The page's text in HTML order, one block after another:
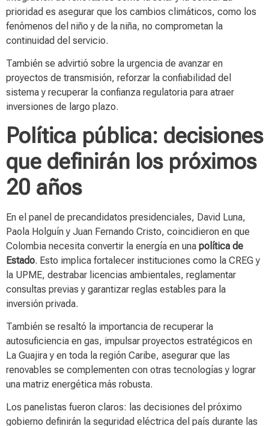
prioridad es asegurar que los cambios climáticos, como los
fenómenos del niño y de la niña, no comprometan la
continuidad del servicio.
También se advirtió sobre la urgencia de avanzar en
proyectos de transmisión, reforzar la confiabilidad del
sistema y recuperar la confianza regulatoria para atraer
inversiones de largo plazo.
Política pública: decisiones
que definirán los próximos
20 años
En el panel de precandidatos presidenciales, David Luna,
Paola Holguín y Juan Fernando Cristo, coincidieron en que
Colombia necesita convertir la energía en una política de
Estado. Esto implica fortalecer instituciones como la CREG y
la UPME, destrabar licencias ambientales, reglamentar
consultas previas y garantizar reglas estables para la
inversión privada.
También se resaltó la importancia de recuperar la
autosuficiencia en gas, impulsar proyectos estratégicos en
La Guajira y en toda la región Caribe, asegurar que las
renovables se complementen con otras tecnologías y lograr
una matriz energética más robusta.
Los panelistas fueron claros: las decisiones del próximo
gobierno definirán la seguridad eléctrica del país durante las